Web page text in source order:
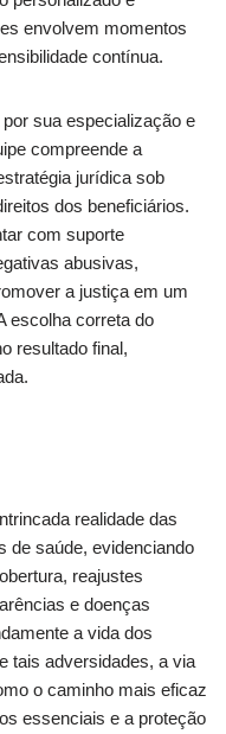
envolvem momentos
contínua.
sua especialização e
compreende a
jurídica sob
dos beneficiários.
com suporte
abusivas,
a justiça em um
escolha correta do
resultado final,
realidade das
de saúde, evidenciando
reajustes
e doenças
a vida dos
tais adversidades, a via
o caminho mais eficaz
essenciais e a proteção